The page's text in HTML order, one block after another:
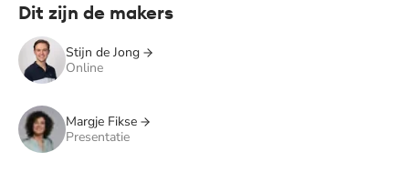
Dit zijn de makers
Stijn de Jong
Online
Margje Fikse
Presentatie